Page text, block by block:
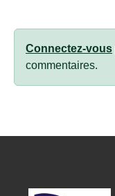
Connectez-vous
commentaires.